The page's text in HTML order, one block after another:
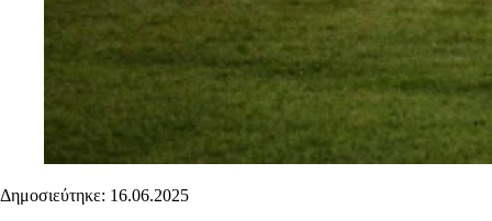
Δημοσιεύτηκε: 16.06.2025